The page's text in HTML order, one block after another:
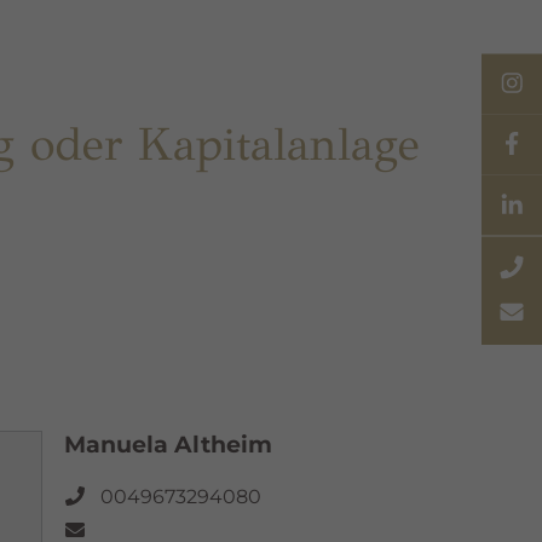
oder Kapitalanlage
Manuela Altheim
0049673294080